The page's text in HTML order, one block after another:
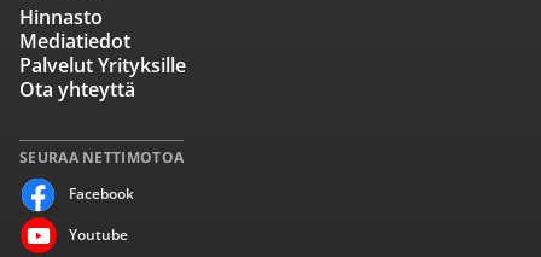
SEURAA NETTIMOTOA
Facebook
Youtube
Hinnasto
Mediatiedot
Palvelut Yrityksille
Ota yhteyttä